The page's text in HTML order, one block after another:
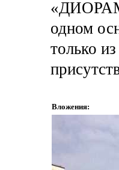
одном
только
Вложения: